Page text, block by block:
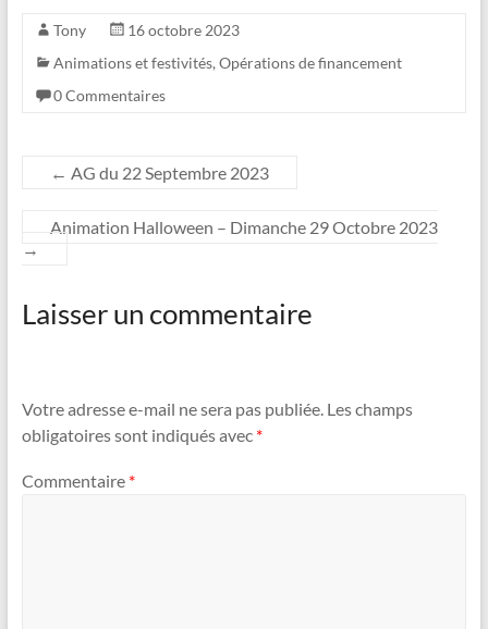
Tony
16 octobre 2023
Animations et festivités, Opérations de financement
0 Commentaires
← AG du 22 Septembre 2023
Animation Halloween – Dimanche 29 Octobre 2023
→
Laisser un commentaire
Votre adresse e-mail ne sera pas publiée. Les champs
obligatoires sont indiqués avec *
Commentaire *